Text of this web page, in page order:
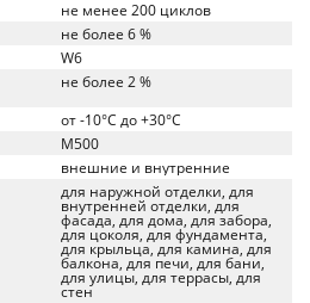
не менее 200 циклов
не более 6 %
W6
не более 2 %
от -10°C до +30°C
M500
внешние и внутренние
для наружной отделки, для
внутренней отделки, для
фасада, для дома, для забора,
для цоколя, для фундамента,
для крыльца, для камина, для
балкона, для печи, для бани,
для улицы, для террасы, для
стен